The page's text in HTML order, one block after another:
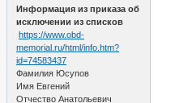
Информация из приказа об
исключении из списков
https://www.obd-
memorial.ru/html/info.htm?
id=74583437
Фамилия Юсупов
Имя Евгений
Отчество Анатольевич